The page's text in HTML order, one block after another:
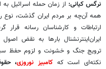
نرگس کیانی:
همه آن‌چه بر مردم ایران گذشت، نوع
ارتباطات و کارشناسان رسانه قرار
ایران‌اینترنشنال بارها به نقض
ترویج جنگ و خشونت و لزوم حفظ
نکته‌ای است که کامبیز نوروزی،